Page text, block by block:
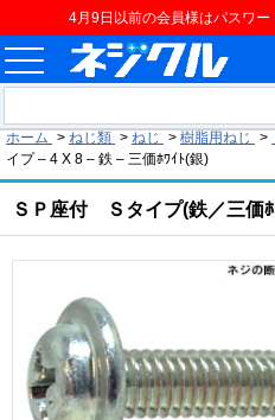
4月9日以前の会員様はパスワー
ホーム > ねじ類 > ねじ > 樹脂用ねじ >
イプ – 4 X 8 – 鉄 – 三価ﾎﾜｲﾄ(銀)
ＳＰ座付 Ｓタイプ(鉄／三価ﾎ